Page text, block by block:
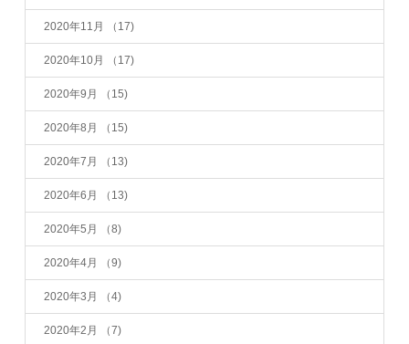
2020年11月 （17)
2020年10月 （17)
2020年9月 （15)
2020年8月 （15)
2020年7月 （13)
2020年6月 （13)
2020年5月 （8)
2020年4月 （9)
2020年3月 （4)
2020年2月 （7)